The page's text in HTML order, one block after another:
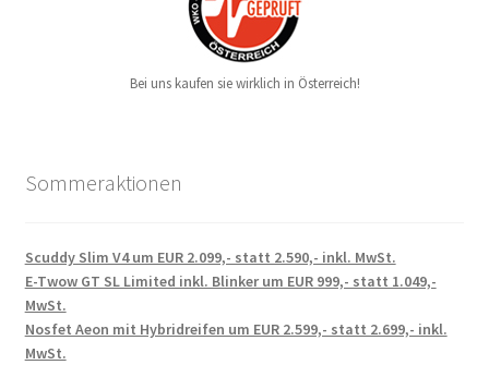
Bei uns kaufen sie wirklich in Österreich!
Sommeraktionen
Scuddy Slim V4 um EUR 2.099,- statt 2.590,- inkl. MwSt.
E-Twow GT SL Limited inkl. Blinker um EUR 999,- statt 1.049,-
MwSt.
Nosfet Aeon mit Hybridreifen um EUR 2.599,- statt 2.699,- inkl.
MwSt.